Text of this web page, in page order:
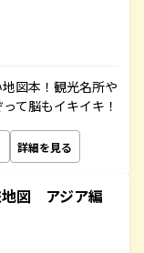
図本！観光名所や
て脳もイキイキ！
詳細を見る
図 アジア編